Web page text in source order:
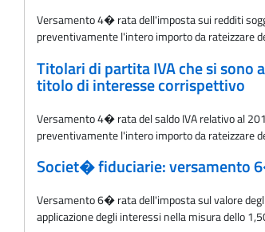
Versamento 4� rata dell'imposta sui redditi
preventivamente l'intero importo da rateizzare
Titolari di partita IVA che si sono
titolo di interesse corrispettivo
Versamento 4� rata del saldo IVA relativo al
preventivamente l'intero importo da rateizzare
Societ� fiduciarie: versamento
Versamento 6� rata dell'imposta sul valore
applicazione degli interessi nella misura dello